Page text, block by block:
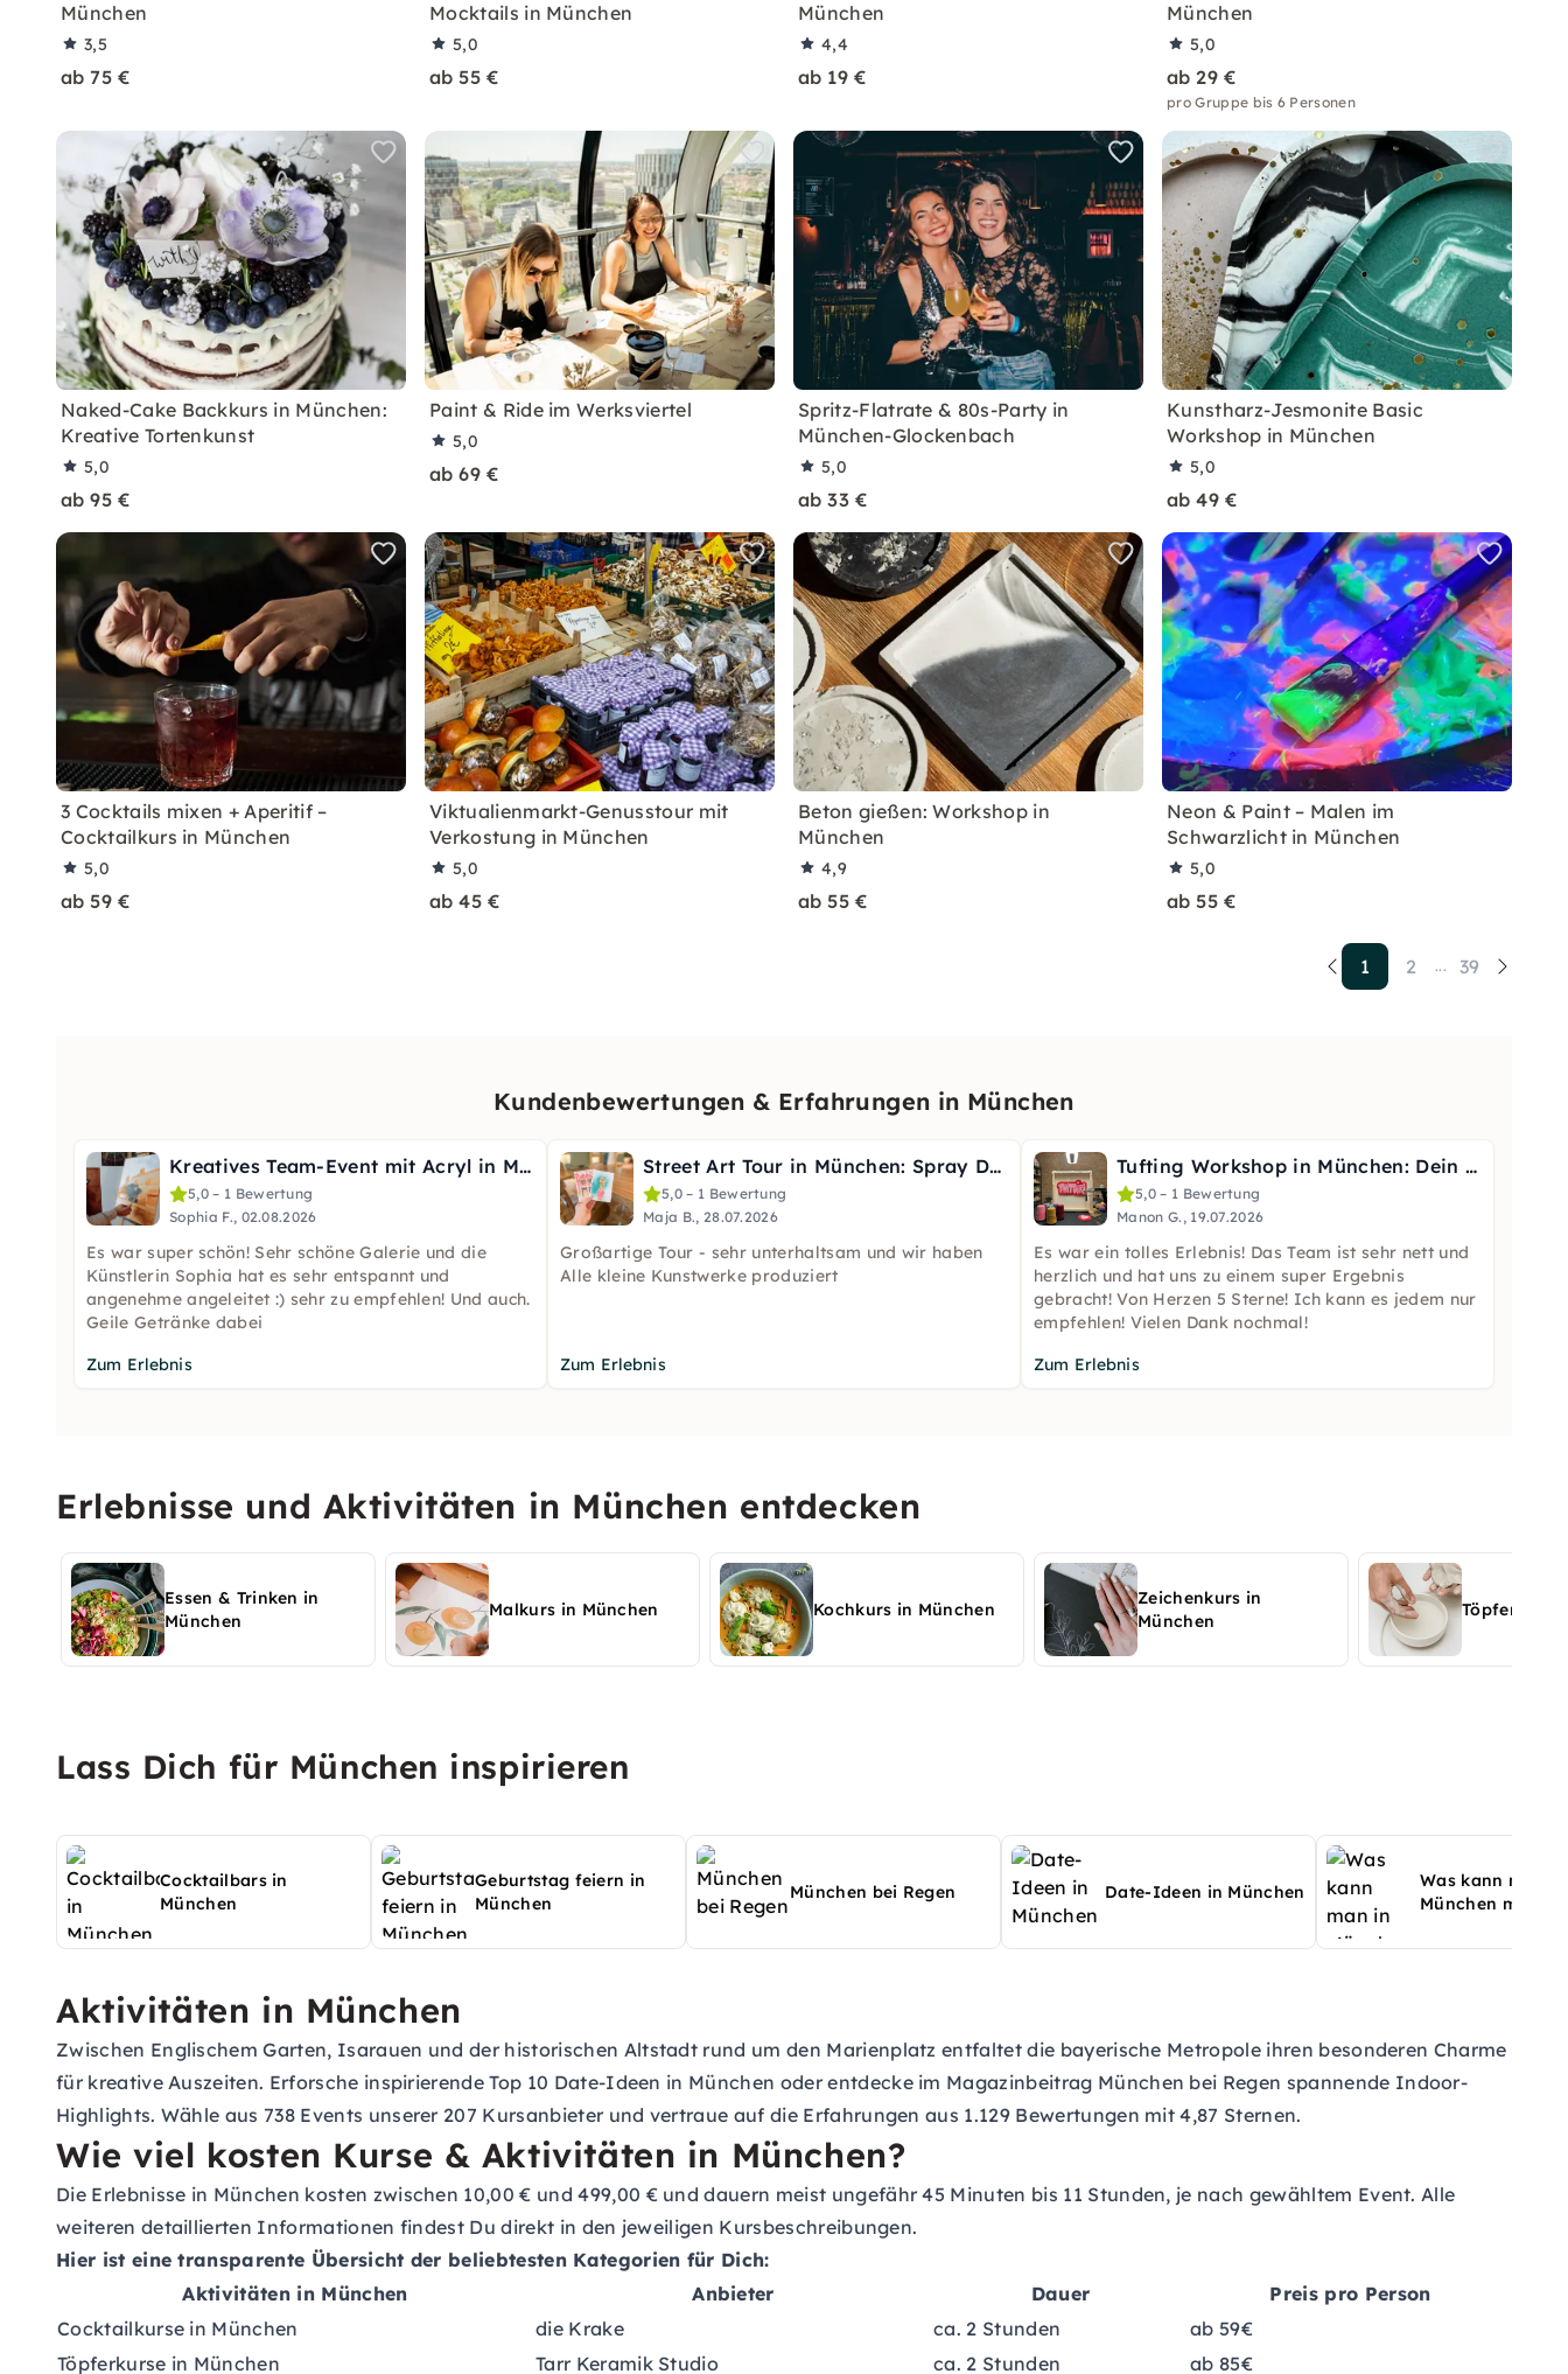
München
3,5
ab 75 €
Mocktails in München
5,0
ab 55 €
München
4,4
ab 19 €
München
5,0
ab 29 €
pro Gruppe bis 6 Personen
Naked-Cake Backkurs in München:
Kreative Tortenkunst
5,0
ab 95 €
Paint & Ride im Werksviertel
5,0
ab 69 €
Spritz-Flatrate & 80s-Party in
München-Glockenbach
5,0
ab 33 €
Kunstharz-Jesmonite Basic
Workshop in München
5,0
ab 49 €
3 Cocktails mixen + Aperitif –
Cocktailkurs in München
5,0
ab 59 €
Viktualienmarkt-Genusstour mit
Verkostung in München
5,0
ab 45 €
Beton gießen: Workshop in
München
4,9
ab 55 €
Neon & Paint – Malen im
Schwarzlicht in München
5,0
ab 55 €
1 2 ... 39
Kundenbewertungen & Erfahrungen in München
Kreatives Team-Event mit Acryl in München
5,0 – 1 Bewertung
Sophia F., 02.08.2026
Es war super schön! Sehr schöne Galerie und die
Künstlerin Sophia hat es sehr entspannt und
angenehme angeleitet :) sehr zu empfehlen! Und auch.
Geile Getränke dabei
Zum Erlebnis
Street Art Tour in München: Spray Deine eigenen Postkarten
5,0 – 1 Bewertung
Maja B., 28.07.2026
Großartige Tour - sehr unterhaltsam und wir haben
Alle kleine Kunstwerke produziert
Zum Erlebnis
Tufting Workshop in München: Dein eigenes Kunstwerk
5,0 – 1 Bewertung
Manon G., 19.07.2026
Es war ein tolles Erlebnis! Das Team ist sehr nett und
herzlich und hat uns zu einem super Ergebnis
gebracht! Von Herzen 5 Sterne! Ich kann es jedem nur
empfehlen! Vielen Dank nochmal!
Zum Erlebnis
Erlebnisse und Aktivitäten in München entdecken
Essen & Trinken in
München
Malkurs in München Kochkurs in München
Zeichenkurs in
München
Töpferkurs
Lass Dich für München inspirieren
Cocktailbars in
München
Geburtstag feiern in
München
München bei Regen Date-Ideen in München
Was kann man in
München
Aktivitäten in München
Zwischen Englischem Garten, Isarauen und der historischen Altstadt rund um den Marienplatz entfaltet die bayerische Metropole ihren besonderen Charme
für kreative Auszeiten. Erforsche inspirierendeTop 10 Date-Ideen in München oder entdecke im Magazinbeitrag München bei Regen spannende Indoor-
Highlights. Wähle aus 738 Events unserer 207 Kursanbieter und vertraue auf die Erfahrungen aus 1.129 Bewertungen mit 4,87 Sternen.
Wie viel kosten Kurse & Aktivitäten in München?
Die Erlebnisse in München kosten zwischen 10,00 € und 499,00 € und dauern meist ungefähr 45 Minuten bis 11 Stunden, je nach gewähltem Event. Alle
weiteren detaillierten Informationen findest Du direkt in den jeweiligen Kursbeschreibungen.
Hier ist eine transparente Übersicht der beliebtesten Kategorien für Dich:
Aktivitäten in München
Anbieter Dauer
Preis pro Person
Cocktailkurse in München
die Krake ca. 2 Stunden
ab 59€
Töpferkurse in München
Tarr Keramik Studio ca. 2 Stunden ab 85€